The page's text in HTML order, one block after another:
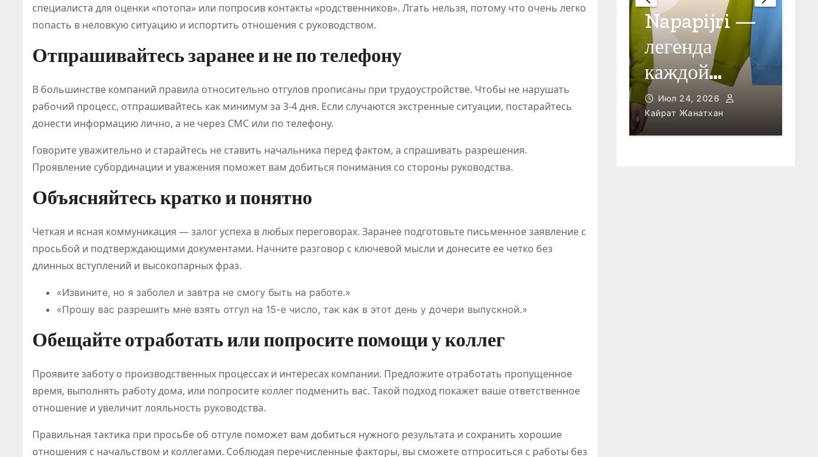
специалиста для оценки «потопа» или попросив контакты «родственников». Лгать нельзя, потому что очень легко
попасть в неловкую ситуацию и испортить отношения с руководством.
Отпрашивайтесь заранее и не по телефону
В большинстве компаний правила относительно отгулов прописаны при трудоустройстве. Чтобы не нарушать
рабочий процесс, отпрашивайтесь как минимум за 3-4 дня. Если случаются экстренные ситуации, постарайтесь
донести информацию лично, а не через СМС или по телефону.
Говорите уважительно и старайтесь не ставить начальника перед фактом, а спрашивать разрешения.
Проявление субординации и уважения поможет вам добиться понимания со стороны руководства.
Объясняйтесь кратко и понятно
Четкая и ясная коммуникация — залог успеха в любых переговорах. Заранее подготовьте письменное заявление с
просьбой и подтверждающими документами. Начните разговор с ключевой мысли и донесите ее четко без
длинных вступлений и высокопарных фраз.
«Извините, но я заболел и завтра не смогу быть на работе.»
«Прошу вас разрешить мне взять отгул на 15-е число, так как в этот день у дочери выпускной.»
Обещайте отработать или попросите помощи у коллег
Проявите заботу о производственных процессах и интересах компании. Предложите отработать пропущенное
время, выполнять работу дома, или попросите коллег подменить вас. Такой подход покажет ваше ответственное
отношение и увеличит лояльность руководства.
Правильная тактика при просьбе об отгуле поможет вам добиться нужного результата и сохранить хорошие
отношения с начальством и коллегами. Соблюдая перечисленные факторы, вы сможете отпроситься с работы без
Классификац
ия онлайн-
игр
становится
нового
регулировани
Июл 21, 2026
Дияз
Абдуалиев
Обзор
цифровых
и спортивных
событий
Авг 5, 2026
Жанатхан
Napapijri —
легенда
каждой
авантюры!
Июл 24, 2026
Кайрат Жанатхан